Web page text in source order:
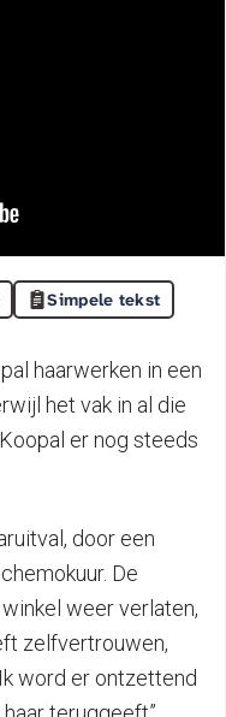
Simpele tekst
haarwerken in een
het vak in al die
er nog steeds
door een
De
weer verlaten,
zelfvertrouwen,
word er ontzettend